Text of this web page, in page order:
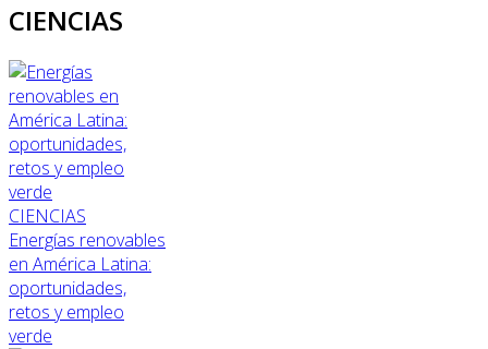
CIENCIAS
CIENCIAS
Energías renovables
en América Latina:
oportunidades,
retos y empleo
verde